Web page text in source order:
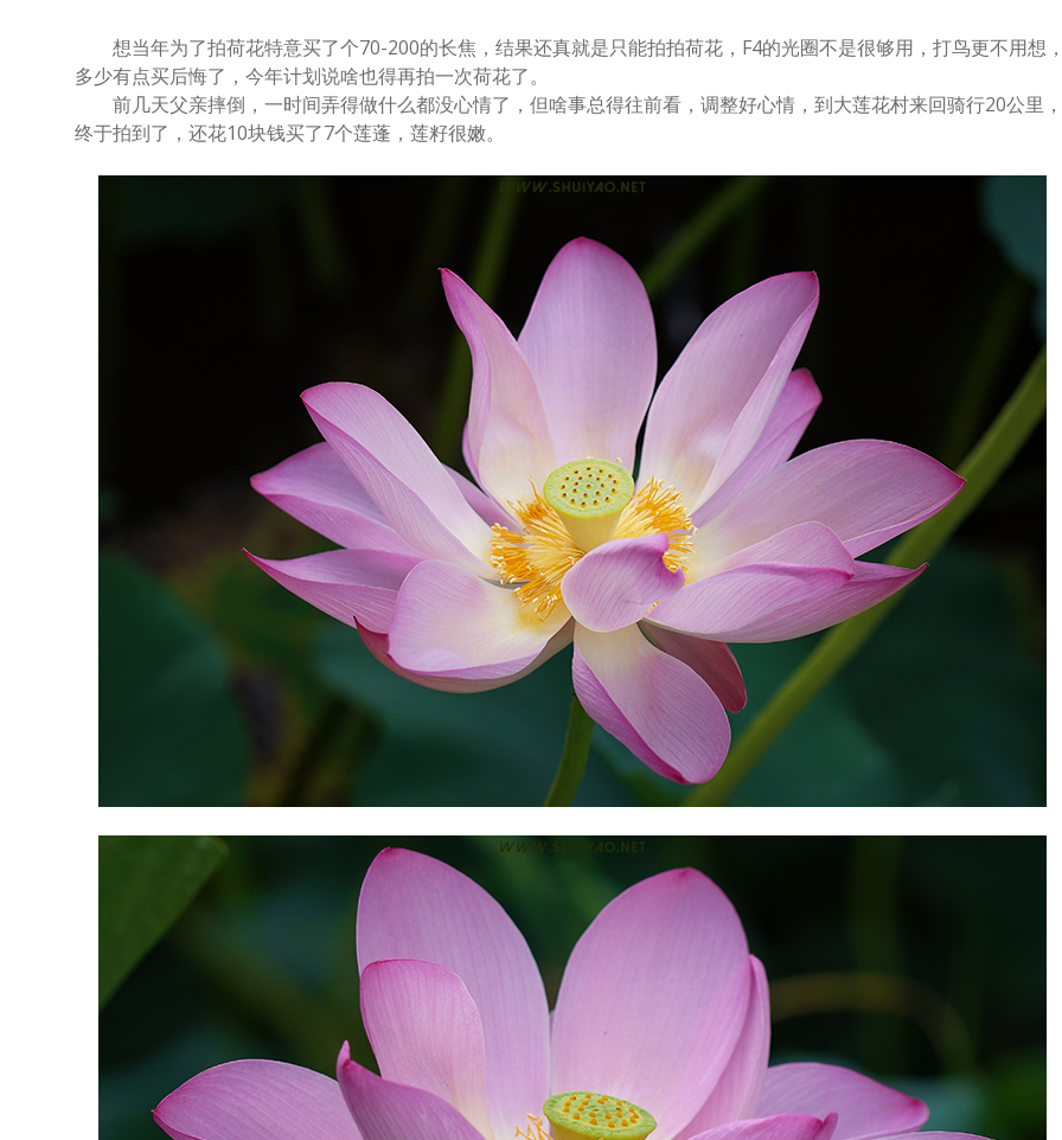
想当年为了拍荷花特意买了个70-200的长焦，结果还真就是只能拍拍荷花，F4的光圈不是很够用，打鸟更不用想
多少有点买后悔了，今年计划说啥也得再拍一次荷花了。
前几天父亲摔倒，一时间弄得做什么都没心情了，但啥事总得往前看，调整好心情，到大莲花村来回骑行20公里，
终于拍到了，还花10块钱买了7个莲蓬，莲籽很嫩。